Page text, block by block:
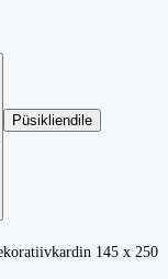
Püsikliendile
145 x 250